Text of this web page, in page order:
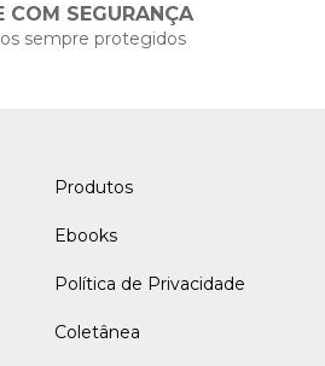
COM SEGURANÇA
sempre protegidos
Produtos
Ebooks
Política de Privacidade
Coletânea